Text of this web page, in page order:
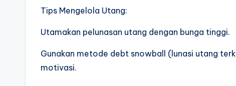
Tips Mengelola Utang:
Utamakan pelunasan utang dengan bunga tinggi.
Gunakan metode debt snowball (lunasi utang
motivasi.